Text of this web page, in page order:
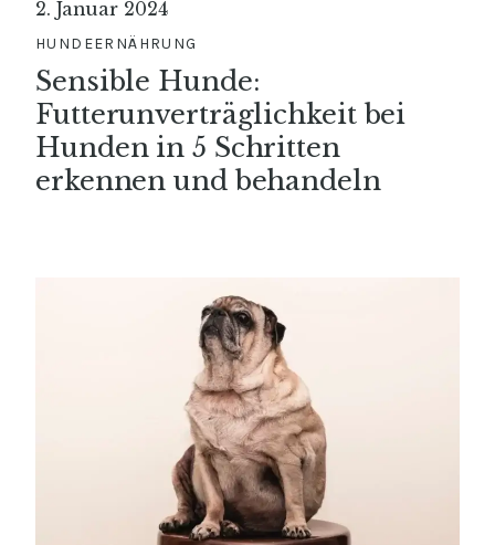
2. Januar 2024
HUNDEERNÄHRUNG
Sensible Hunde:
Futterunverträglichkeit bei
Hunden in 5 Schritten
erkennen und behandeln